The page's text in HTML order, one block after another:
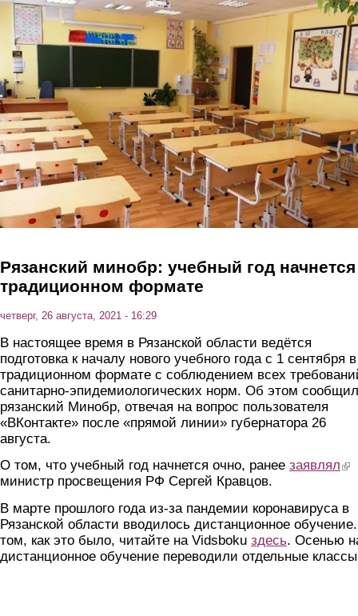
Перейти к основному содержанию
Рязанский минобр: учебный год
традиционном формате
четверг, 26 августа, 2021 - 16:29
В настоящее время в Рязанской области ведётся
подготовка к началу нового учебного года с 1 сентября в
традиционном формате с соблюдением всех
санитарно-эпидемиологических норм. Об этом сообщил
рязанский Минобр, отвечая на вопрос пользователя
«ВКонтакте» после «прямой линии» губернатора 26
августа.
О том, что учебный год начнется очно, ранее заявлял
министр просвещения РФ Сергей Кравцов.
В марте прошлого года из-за пандемии коронавируса в
Рязанской области вводилось дистанционное
том, как это было, читайте на Vidsboku здесь. Осенью
дистанционное обучение переводили отдельные